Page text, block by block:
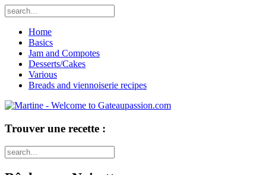
Home
Basics
Jam and Compotes
Desserts/Cakes
Various
Breads and viennoiserie recipes
Trouver une recette :